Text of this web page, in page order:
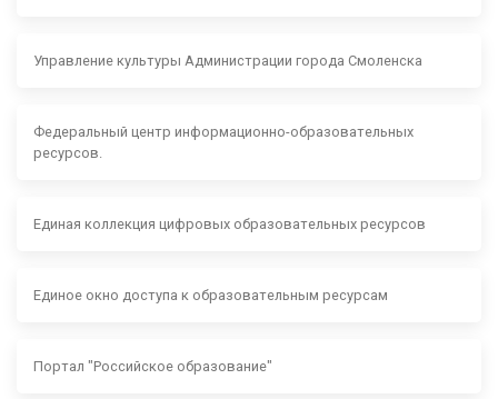
Управление культуры Администрации города Смоленска
Федеральный центр информационно-образовательных
ресурсов.
Единая коллекция цифровых образовательных ресурсов
Единое окно доступа к образовательным ресурсам
Портал "Российское образование"